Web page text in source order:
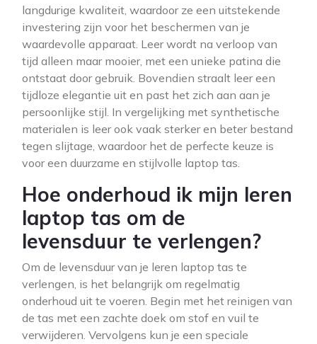
langdurige kwaliteit, waardoor ze een uitstekende
investering zijn voor het beschermen van je
waardevolle apparaat. Leer wordt na verloop van
tijd alleen maar mooier, met een unieke patina die
ontstaat door gebruik. Bovendien straalt leer een
tijdloze elegantie uit en past het zich aan aan je
persoonlijke stijl. In vergelijking met synthetische
materialen is leer ook vaak sterker en beter bestand
tegen slijtage, waardoor het de perfecte keuze is
voor een duurzame en stijlvolle laptop tas.
Hoe onderhoud ik mijn leren
laptop tas om de
levensduur te verlengen?
Om de levensduur van je leren laptop tas te
verlengen, is het belangrijk om regelmatig
onderhoud uit te voeren. Begin met het reinigen van
de tas met een zachte doek om stof en vuil te
verwijderen. Vervolgens kun je een speciale